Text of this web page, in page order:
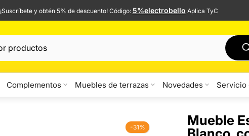
¡Suscríbete y obtén 5% de descuento! Código: 5%electrobello Aplica TyC
Complementos Muebles de terrazas Novedades Servicio
-31%
Mueble